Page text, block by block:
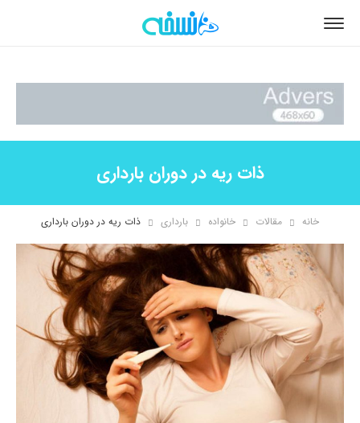
ذات ریه در دوران بارداری
خانه مقالات خانواده بارداری ذات ریه در دوران بارداری